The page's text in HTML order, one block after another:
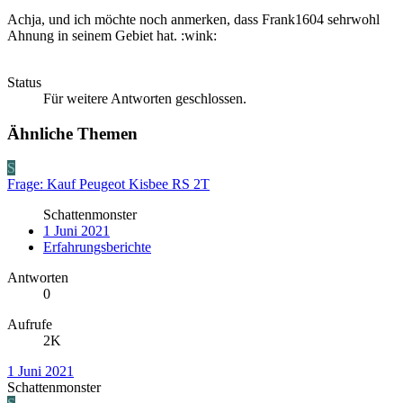
Achja, und ich möchte noch anmerken, dass Frank1604 sehrwohl
Ahnung in seinem Gebiet hat. :wink:
Status
Für weitere Antworten geschlossen.
Ähnliche Themen
S
Frage: Kauf Peugeot Kisbee RS 2T
Schattenmonster
1 Juni 2021
Erfahrungsberichte
Antworten
0
Aufrufe
2K
1 Juni 2021
Schattenmonster